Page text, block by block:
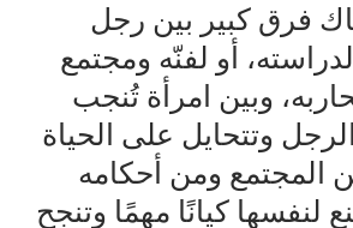
فرق كبير بين رجل
أو لفنّه ومجتمع
وبين امرأة تُنجب
وتتحايل على الحياة
المجتمع ومن أحكامه
لنفسها كيانًا مهمًا وتنجح